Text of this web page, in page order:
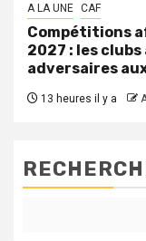
A LA UNE CAF
Compétitions
2027 : les
adversaires
13 heures il y a